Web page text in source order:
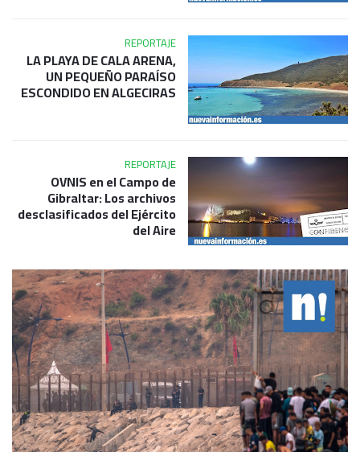
REPORTAJE
LA PLAYA DE CALA ARENA,
UN PEQUEÑO PARAÍSO
ESCONDIDO EN ALGECIRAS
REPORTAJE
OVNIS en el Campo de
Gibraltar: Los archivos
desclasificados del Ejército
del Aire